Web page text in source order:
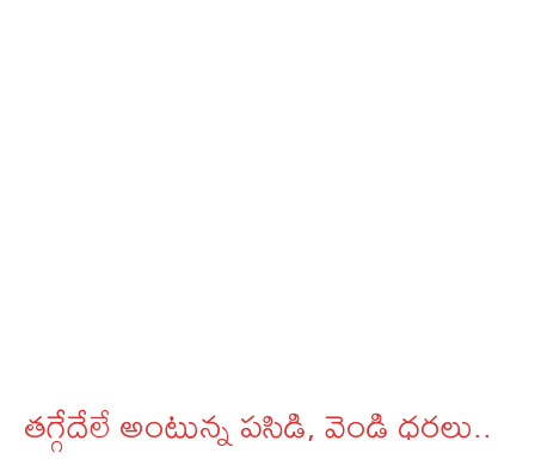
తగ్గేదేలే అంటున్న పసిడి, వెండి ధరలు..